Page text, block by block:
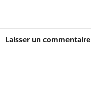
Laisser un commentaire